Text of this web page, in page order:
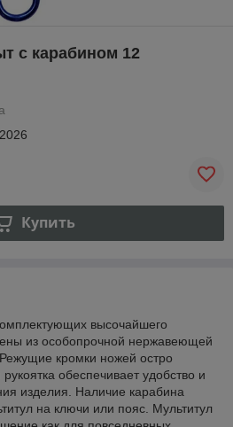
с карабином 12
Купить
высочайшего
из особопрочной нержавеющей
кромки ножей остро
обеспечивает удобство и
изделия. Наличие карабина
на ключи или пояс. Мультитул